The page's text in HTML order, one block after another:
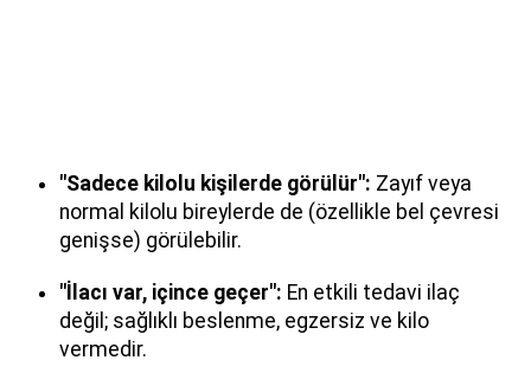
"Sadece kilolu kişilerde görülür": Zayıf veya
normal kilolu bireylerde de (özellikle bel çevresi
genişse) görülebilir.
"İlacı var, içince geçer": En etkili tedavi ilaç
değil; sağlıklı beslenme, egzersiz ve kilo
vermedir.